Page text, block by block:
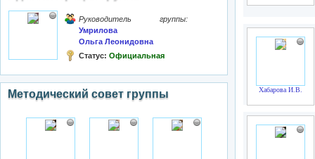
Руководитель группы:
Умрилова
Ольга Леонидовна
Статус: Официальная
Методический совет группы Хабарова И.В.